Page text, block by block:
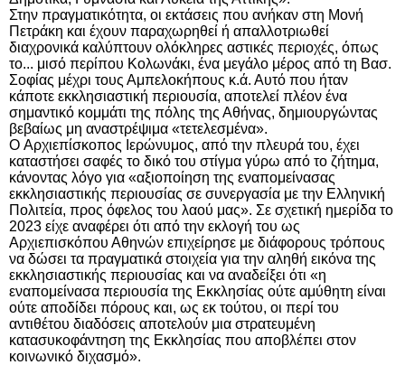
Στην πραγματικότητα, οι εκτάσεις που ανήκαν στη Μονή
Πετράκη και έχουν παραχωρηθεί ή απαλλοτριωθεί
διαχρονικά καλύπτουν ολόκληρες αστικές περιοχές, όπως
το... μισό περίπου Κολωνάκι, ένα μεγάλο μέρος από τη Βασ.
Σοφίας μέχρι τους Αμπελοκήπους κ.ά. Αυτό που ήταν
κάποτε εκκλησιαστική περιουσία, αποτελεί πλέον ένα
σημαντικό κομμάτι της πόλης της Αθήνας, δημιουργώντας
βεβαίως μη αναστρέψιμα «τετελεσμένα».
Ο Αρχιεπίσκοπος Ιερώνυμος, από την πλευρά του, έχει
καταστήσει σαφές το δικό του στίγμα γύρω από το ζήτημα,
κάνοντας λόγο για «αξιοποίηση της εναπομείνασας
εκκλησιαστικής περιουσίας σε συνεργασία με την Ελληνική
Πολιτεία, προς όφελος του λαού μας». Σε σχετική ημερίδα το
2023 είχε αναφέρει ότι από την εκλογή του ως
Αρχιεπισκόπου Αθηνών επιχείρησε με διάφορους τρόπους
να δώσει τα πραγματικά στοιχεία για την αληθή εικόνα της
εκκλησιαστικής περιουσίας και να αναδείξει ότι «η
εναπομείνασα περιουσία της Εκκλησίας ούτε αμύθητη είναι
ούτε αποδίδει πόρους και, ως εκ τούτου, οι περί του
αντιθέτου διαδόσεις αποτελούν μια στρατευμένη
κατασυκοφάντηση της Εκκλησίας που αποβλέπει στον
κοινωνικό διχασμό».